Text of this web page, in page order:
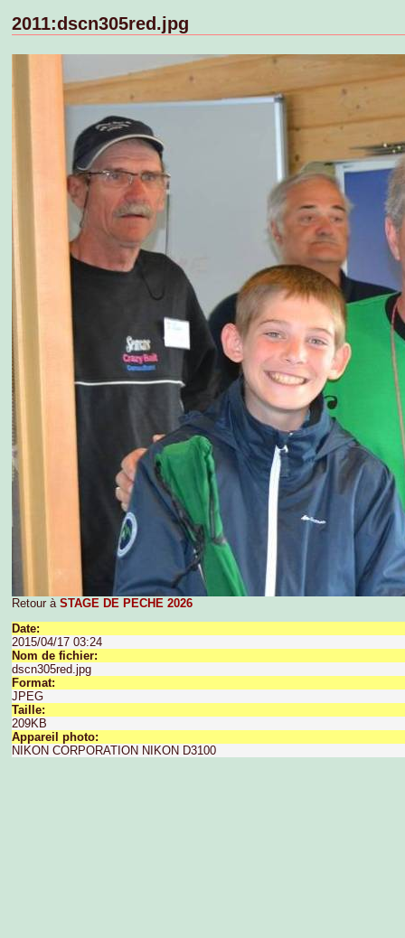
2011:dscn305red.jpg
Retour à STAGE DE PECHE 2026
Date:
2015/04/17 03:24
Nom de fichier:
dscn305red.jpg
Format:
JPEG
Taille:
209KB
Appareil photo:
NIKON CORPORATION NIKON D3100